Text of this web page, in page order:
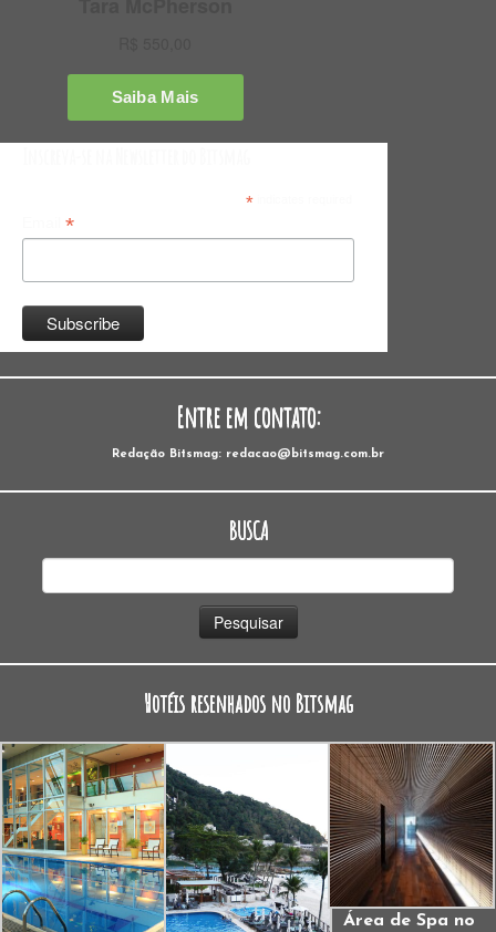
*indicates required
*
Entre em contato:
Redação Bitsmag: redacao@bitsmag.com.br
BUSCA
Hotéis resenhados no Bitsmag
Área de Spa no